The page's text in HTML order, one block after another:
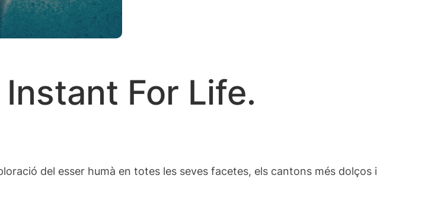
For Life.
del esser humà en totes les seves facetes, els cantons més dolços i